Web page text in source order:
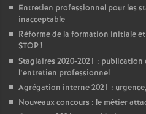
Entretien professionnel pour les
inacceptable
Réforme de la formation initiale
STOP!
Stagiaires 2020-2021 : publication
l’entretien professionnel
Agrégation interne 2021 :
Nouveaux concours : le métier